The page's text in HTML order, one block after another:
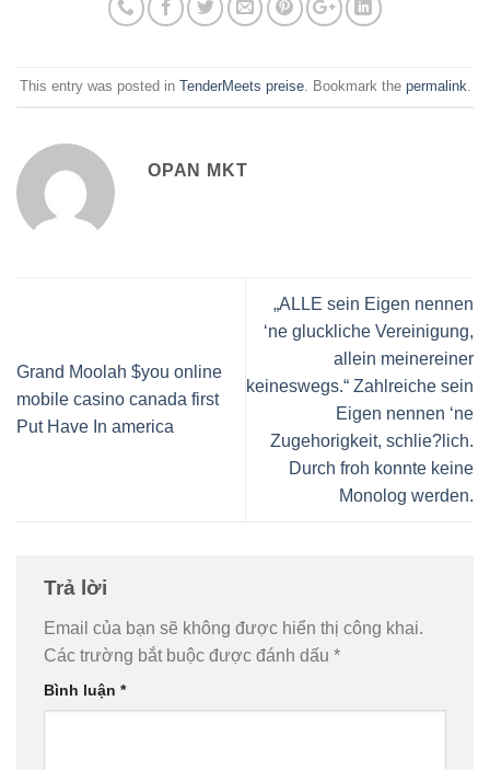
This entry was posted in TenderMeets preise. Bookmark the permalink
OPAN MKT
Grand Moolah $you online
mobile casino canada first
Put Have In america
„ALLE sein Eigen nennen
‘ne gluckliche Vereinigung,
allein meinereiner
keineswegs.“ Zahlreiche sein
Eigen nennen ‘ne
Zugehorigkeit, schlie?lich.
Durch froh konnte keine
Monolog werden.
Trả lời
Email của bạn sẽ không được hiển thị công khai.
Các trường bắt buộc được đánh dấu *
Bình luận *